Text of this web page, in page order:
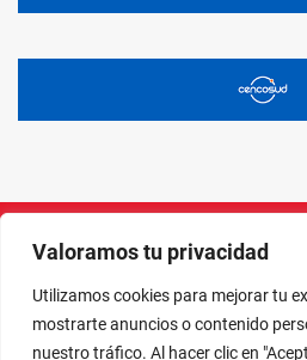
Valoramos tu privacidad
Utilizamos cookies para mejorar tu
mostrarte anuncios o contenido
nuestro tráfico. Al hacer clic en
InstagramFacebook
X